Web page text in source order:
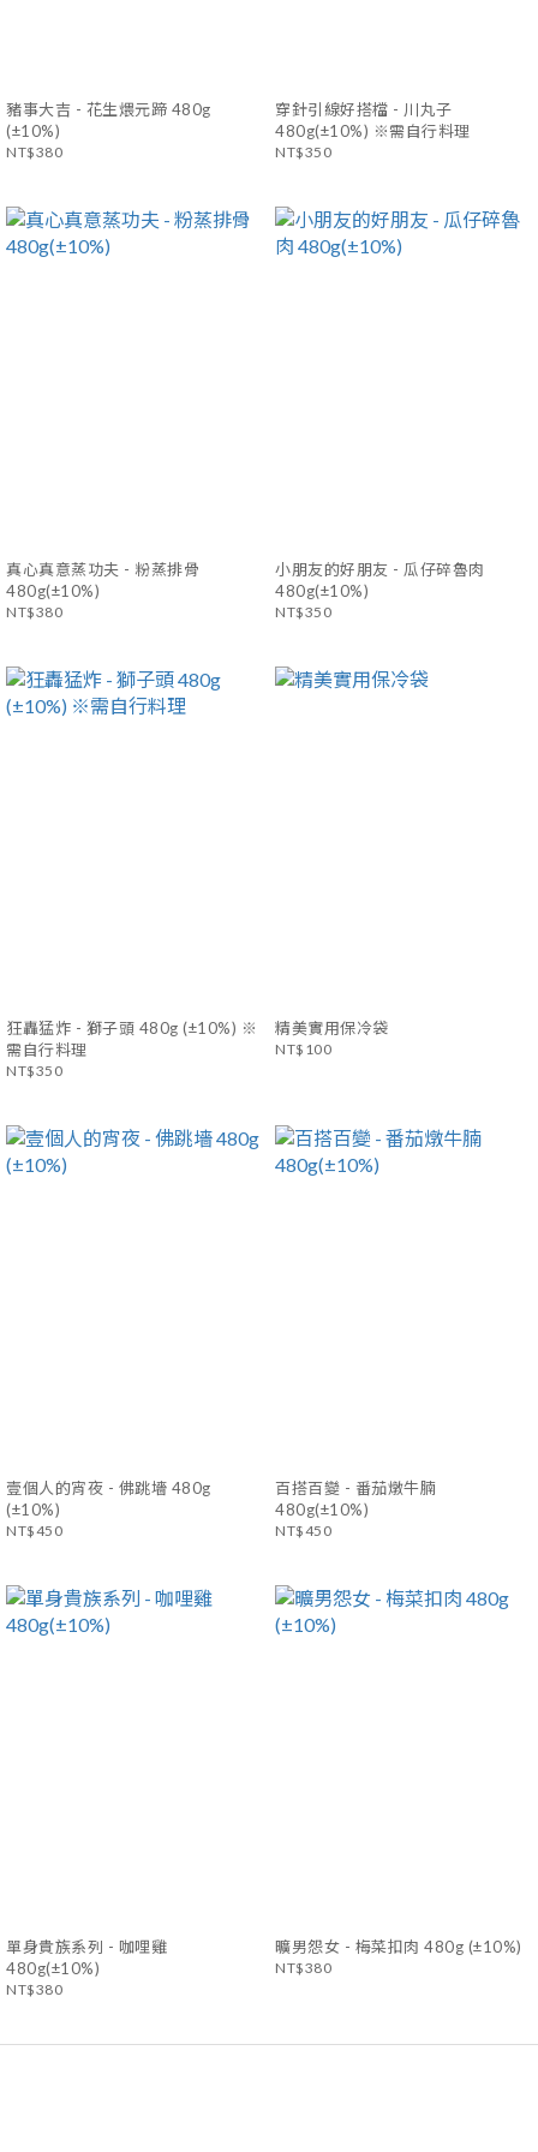
豬事大吉 - 花生煨元蹄 480g
(±10%)
NT$380
穿針引線好搭檔 - 川丸子
480g(±10%) ※需自行料理
NT$350
真心真意蒸功夫 - 粉蒸排骨
480g(±10%)
NT$380
小朋友的好朋友 - 瓜仔碎魯肉
480g(±10%)
NT$350
狂轟猛炸 - 獅子頭 480g (±10%) ※
需自行料理
NT$350
精美實用保冷袋
NT$100
壹個人的宵夜 - 佛跳墻 480g
(±10%)
NT$450
百搭百變 - 番茄燉牛腩
480g(±10%)
NT$450
單身貴族系列 - 咖哩雞
480g(±10%)
NT$380
曠男怨女 - 梅菜扣肉 480g (±10%)
NT$380